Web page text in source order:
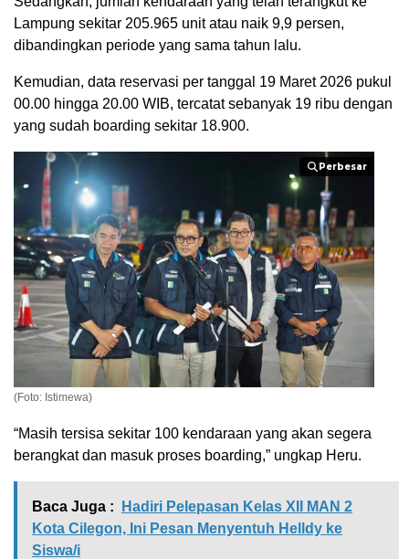
Lampung sekitar 205.965 unit atau naik 9,9 persen,
dibandingkan periode yang sama tahun lalu.
Kemudian, data reservasi per tanggal 19 Maret 2026 pukul
00.00 hingga 20.00 WIB, tercatat sebanyak 19 ribu dengan
yang sudah boarding sekitar 18.900.
Perbesar
Perbesar
(Foto: Istimewa)
“Masih tersisa sekitar 100 kendaraan yang akan segera
berangkat dan masuk proses boarding,” ungkap Heru.
Baca Juga :
Hadiri Pelepasan Kelas XII MAN 2
Kota Cilegon, Ini Pesan Menyentuh Helldy ke
Siswa/i